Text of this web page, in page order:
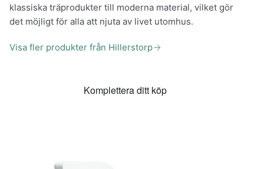
klassiska träprodukter till moderna material, vilket gör
det möjligt för alla att njuta av livet utomhus.
Visa fler produkter från Hillerstorp
Komplettera ditt köp